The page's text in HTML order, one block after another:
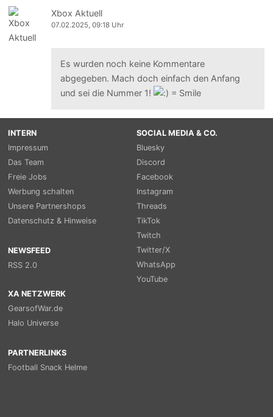
Xbox Aktuell
07.02.2025, 09:18 Uhr
Es wurden noch keine Kommentare
abgegeben. Mach doch einfach den Anfang
und sei die Nummer 1!
INTERN
Impressum
Das Team
Freie Jobs
Werbung schalten
Unsere Partnershops
Datenschutz & Hinweise
NEWSFEED
RSS 2.0
SOCIAL MEDIA & CO.
Bluesky
Discord
Facebook
Instagram
Threads
TikTok
Twitch
Twitter/X
WhatsApp
YouTube
XA NETZWERK
GearsofWar.de
Halo Universe
PARTNERLINKS
Football Snack Helme